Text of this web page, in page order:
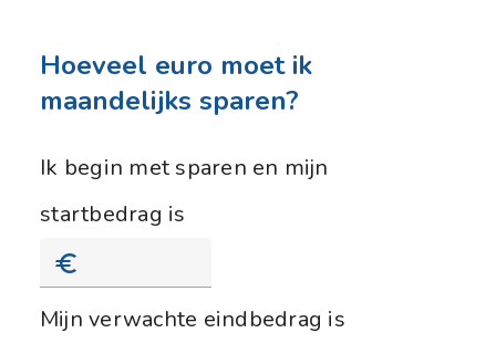
Hoeveel euro moet ik
maandelijks sparen?
Ik begin met sparen en mijn
startbedrag is
Start bedrag
Mijn verwachte eindbedrag is